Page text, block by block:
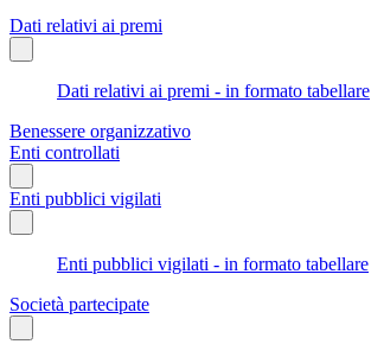
Dati relativi ai premi
Dati relativi ai premi - in formato tabellare
Benessere organizzativo
Enti controllati
Enti pubblici vigilati
Enti pubblici vigilati - in formato tabellare
Società partecipate